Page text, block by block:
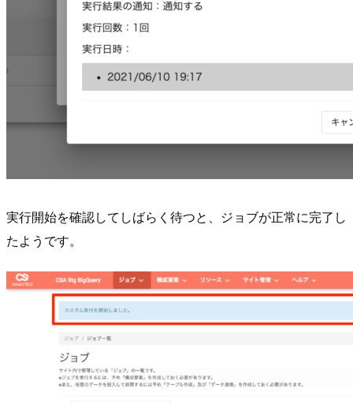
実行開始を確認してしばらく待つと、ジョブが正常に完了し
たようです。